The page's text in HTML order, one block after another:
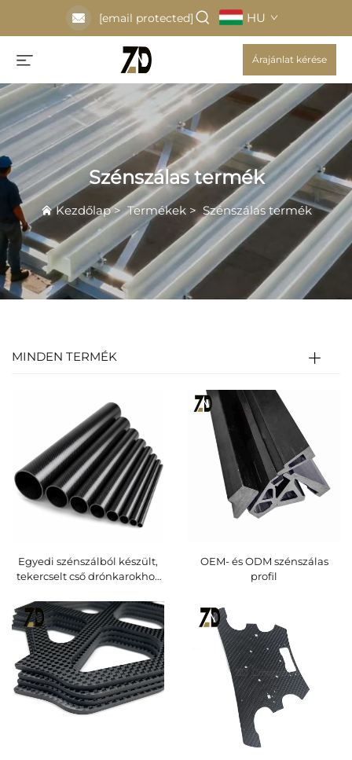
[email protected] HU
Árajánlat kérése
Szénszálas termék
Kezdőlap>Termékek>Szénszálas termék
MINDEN TERMÉK
Egyedi szénszálból készült,
tekercselt cső drónkarokhoz
modulusú, szálasan
tekercselt szénszálcsövek
gyártója
OEM- és ODM szénszálas
profil